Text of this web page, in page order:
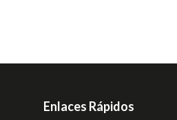
Enlaces Rápidos